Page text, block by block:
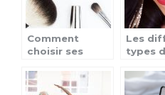
Comment
choisir ses
maquillage de
marque Zao ?
Les
types